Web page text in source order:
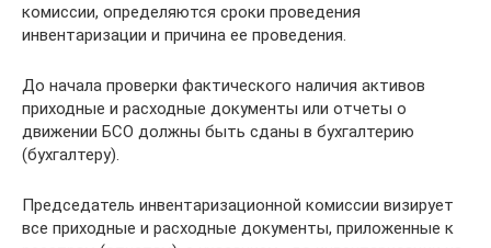
комиссии, определяются сроки проведения
инвентаризации и причина ее проведения.
До начала проверки фактического наличия активов
приходные и расходные документы или отчеты о
движении БСО должны быть сданы в бухгалтерию
(бухгалтеру).
Председатель инвентаризационной комиссии визирует
все приходные и расходные документы, приложенные к